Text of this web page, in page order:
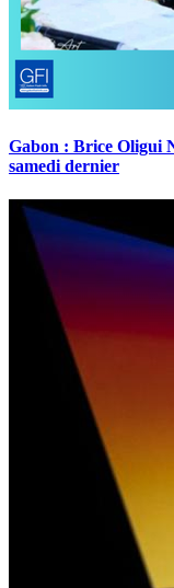
Gabon : Brice Oligui
samedi dernier